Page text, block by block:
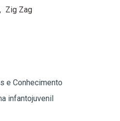
Zig Zag
e Conhecimento
infantojuvenil